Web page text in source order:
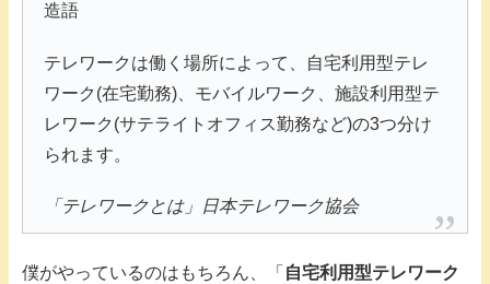
造語
テレワークは働く場所によって、自宅利用型テレ
ワーク(在宅勤務)、モバイルワーク、施設利用型テ
レワーク(サテライトオフィス勤務など)の3つ分け
られます。
「テレワークとは」日本テレワーク協会
僕がやっているのはもちろん、「 自宅利用型テレワーク